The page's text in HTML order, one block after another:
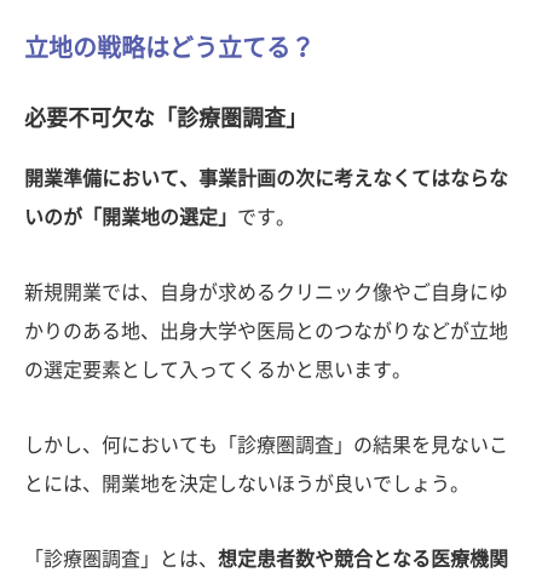
立地の戦略はどう立てる？
必要不可欠な「診療圏調査」
開業準備において、事業計画の次に考えなくてはならな
いのが「開業地の選定」 です。
新規開業では、自身が求めるクリニック像やご自身にゆ
かりのある地、出身大学や医局とのつながりなどが立地
の選定要素として入ってくるかと思います。
しかし、何においても「診療圏調査」の結果を見ないこ
とには、開業地を決定しないほうが良いでしょう。
「診療圏調査」とは、 想定患者数や競合となる医療機関